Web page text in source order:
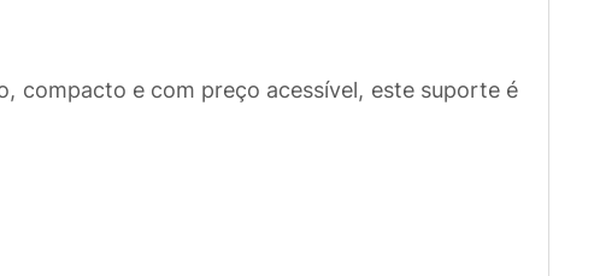
compacto e com preço acessível, este suporte é